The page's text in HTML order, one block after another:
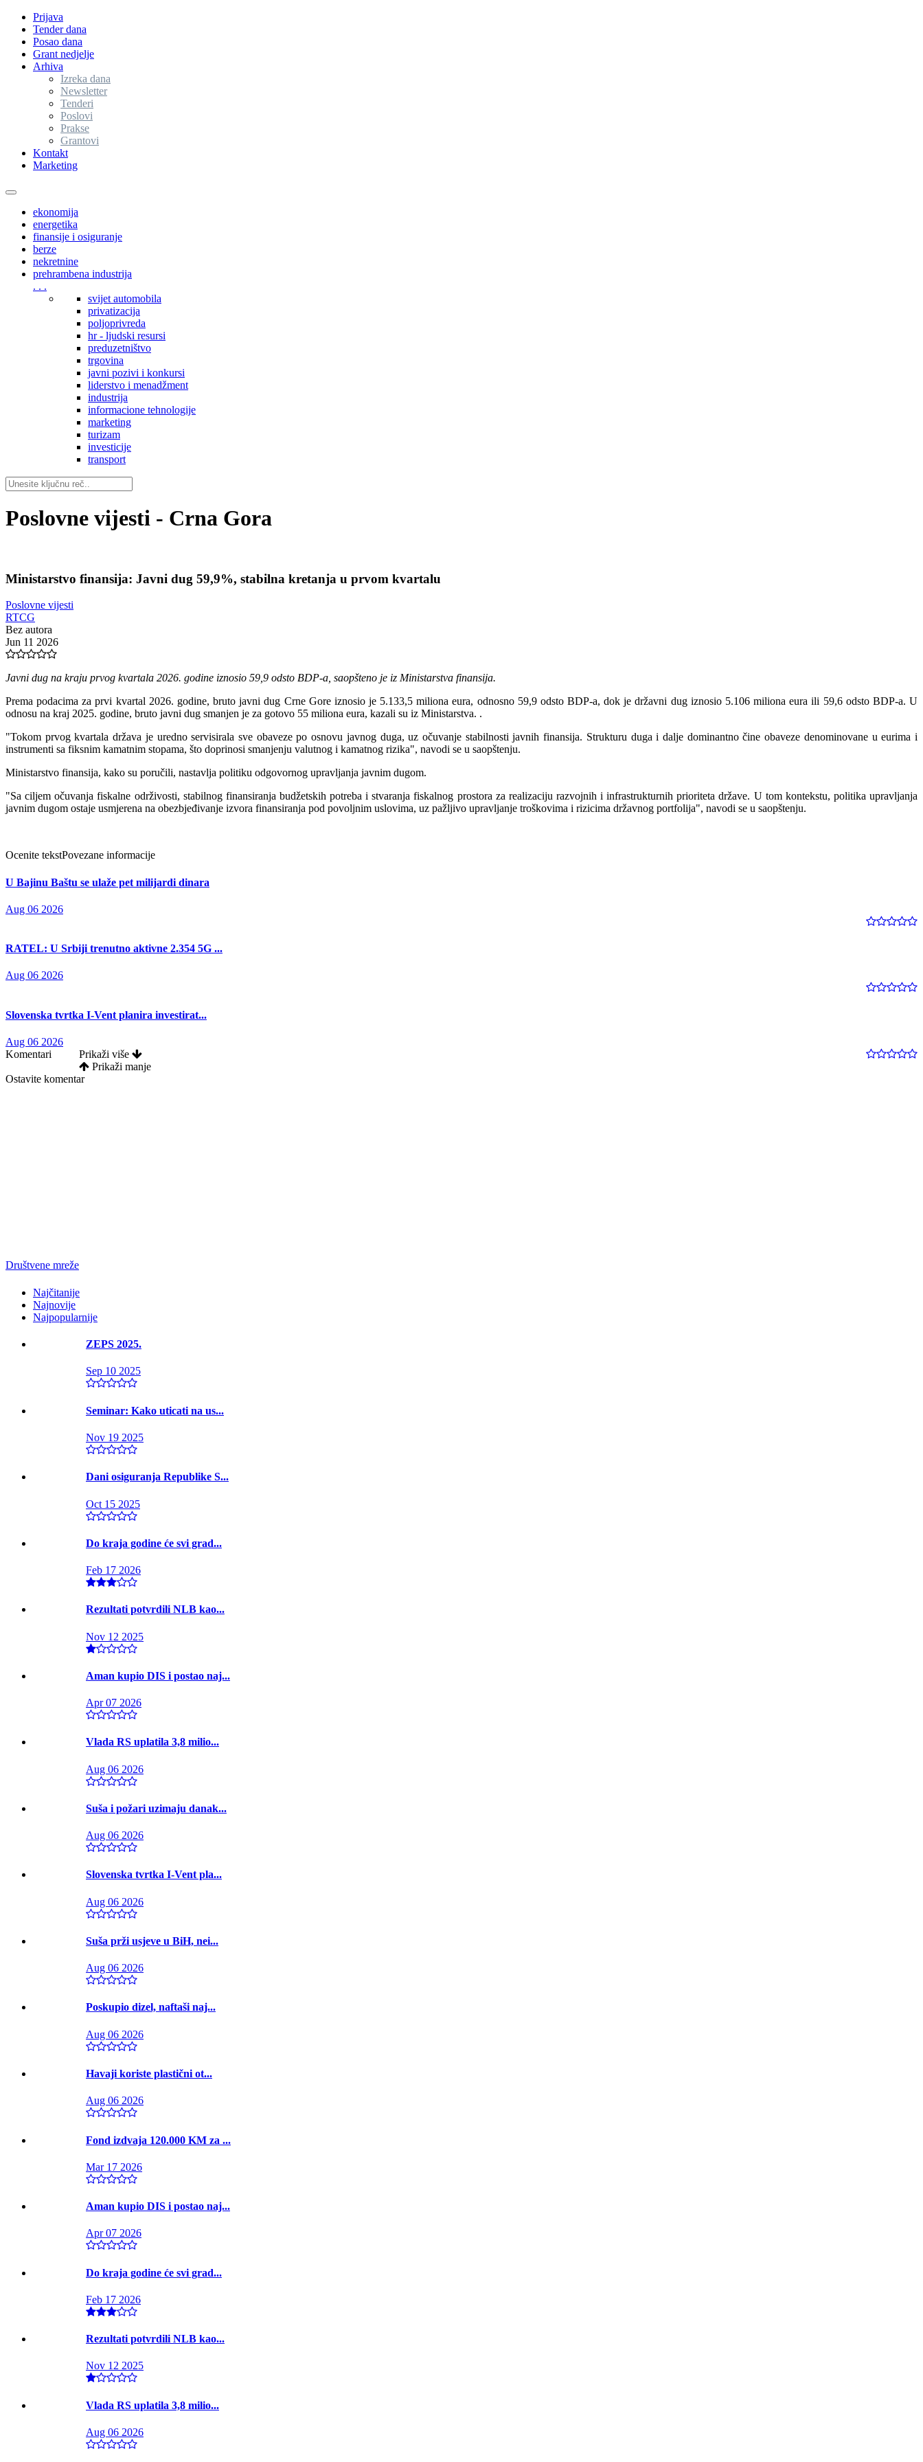
Prijava
Tender dana
Posao dana
Grant nedjelje
Arhiva
Izreka dana
Newsletter
Tenderi
Poslovi
Prakse
Grantovi
Kontakt
Marketing
Toggle
navigationekonomija
energetika
finansije i osiguranje
berze
nekretnine
prehrambena industrija
. . .
svijet automobila
privatizacija
poljoprivreda
hr - ljudski resursi
preduzetništvo
trgovina
javni pozivi i konkursi
liderstvo i menadžment
industrija
informacione tehnologije
marketing
turizam
investicije
transport
Poslovne vijesti - Crna Gora
Ministarstvo finansija: Javni dug 59,9%, stabilna kretanja u prvom kvartalu
Poslovne vijesti
RTCG
Bez autora
Jun 11 2026
Javni dug na kraju prvog kvartala 2026. godine iznosio 59,9 odsto BDP-a, saopšteno je iz Ministarstva finansija.
Prema podacima za prvi kvartal 2026. godine, bruto javni dug Crne Gore iznosio je 5.133,5 miliona eura, odnosno 59,9 odsto BDP-a, dok je državni dug iznosio 5.106 miliona eura ili 59,6 odsto BDP-a. U
odnosu na kraj 2025. godine, bruto javni dug smanjen je za gotovo 55 miliona eura, kazali su iz Ministarstva. .
"Tokom prvog kvartala država je uredno servisirala sve obaveze po osnovu javnog duga, uz očuvanje stabilnosti javnih finansija. Strukturu duga i dalje dominantno čine obaveze denominovane u eurima i
instrumenti sa fiksnim kamatnim stopama, što doprinosi smanjenju valutnog i kamatnog rizika", navodi se u saopštenju.
Ministarstvo finansija, kako su poručili, nastavlja politiku odgovornog upravljanja javnim dugom.
"Sa ciljem očuvanja fiskalne održivosti, stabilnog finansiranja budžetskih potreba i stvaranja fiskalnog prostora za realizaciju razvojnih i infrastrukturnih prioriteta države. U tom kontekstu, politika upravljanja
javnim dugom ostaje usmjerena na obezbjeđivanje izvora finansiranja pod povoljnim uslovima, uz pažljivo upravljanje troškovima i rizicima državnog portfolija", navodi se u saopštenju.
Ocenite tekstPovezane informacije
U Bajinu Baštu se ulaže pet milijardi dinara
Aug 06 2026
RATEL: U Srbiji trenutno aktivne 2.354 5G ...
Aug 06 2026
Slovenska tvrtka I-Vent planira investirat...
Aug 06 2026
Komentari
Prikaži više
Prikaži manje
Ostavite komentar
Društvene mreže
Najčitanije
Najnovije
Najpopularnije
ZEPS 2025.
Sep 10 2025
Seminar: Kako uticati na us...
Nov 19 2025
Dani osiguranja Republike S...
Oct 15 2025
Do kraja godine će svi grad...
Feb 17 2026
Rezultati potvrdili NLB kao...
Nov 12 2025
Aman kupio DIS i postao naj...
Apr 07 2026
Vlada RS uplatila 3,8 milio...
Aug 06 2026
Suša i požari uzimaju danak...
Aug 06 2026
Slovenska tvrtka I-Vent pla...
Aug 06 2026
Suša prži usjeve u BiH, nei...
Aug 06 2026
Poskupio dizel, naftaši naj...
Aug 06 2026
Havaji koriste plastični ot...
Aug 06 2026
Fond izdvaja 120.000 KM za ...
Mar 17 2026
Aman kupio DIS i postao naj...
Apr 07 2026
Do kraja godine će svi grad...
Feb 17 2026
Rezultati potvrdili NLB kao...
Nov 12 2025
Vlada RS uplatila 3,8 milio...
Aug 06 2026